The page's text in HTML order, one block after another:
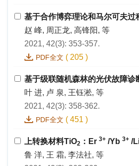
基于合作博弈理论和马尔可夫
赵 峰, 周正龙, 高锋阳, 等
2021, 42(3): 353-357.
PDF全文 ( 205 )
基于级联随机森林的光伏故障诊
叶 进, 卢 泉, 王钰淞, 等
2021, 42(3): 358-362.
PDF全文 ( 451 )
上转换材料TiO2 ：Er 3+ /Yb 3+ /
鲁 洋, 王 霜, 李法社, 等